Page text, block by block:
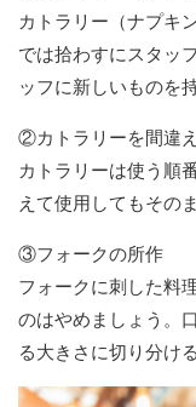
カトラリー（ナプキ
では拾わすにスタッ
ッフに新しいものを
②カトラリーを間違
カトラリーは使う順
えて使用してもその
③フォークの所作
フォークに刺した料
のはやめましょう。
る大きさに切り分け